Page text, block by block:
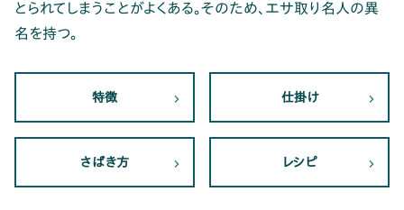
とられてしまうことがよくある。そのため、エサ取り名人の異
名を持つ。
特徴 仕掛け
さばき方 レシピ